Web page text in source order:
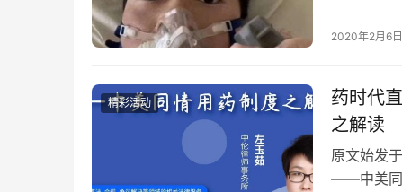
2020年2月6日
精彩活动
药时代
之解读
原文始发
——中美同